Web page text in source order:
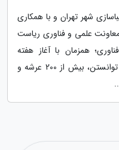
شهر تهران و با همکاری
علمی و فناوری ریاست
همزمان با آغاز هفته
پژوهش به منظور ترویج فرهنگ و باور توانستن، بیش از 200 عرشه و